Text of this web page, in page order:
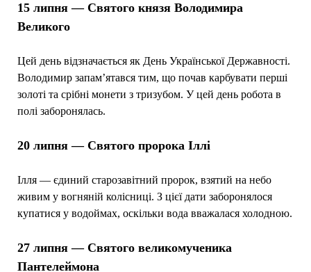
15 липня — Святого князя Володимира
Великого
Цей день відзначається як День Української Державності.
Володимир запам’ятався тим, що почав карбувати перші
золоті та срібні монети з тризубом. У цей день робота в
полі заборонялась.
20 липня — Святого пророка Іллі
Ілля — єдиний старозавітний пророк, взятий на небо
живим у вогняній колісниці. З цієї дати заборонялося
купатися у водоймах, оскільки вода вважалася холодною.
27 липня — Святого великомученика
Пантелеймона